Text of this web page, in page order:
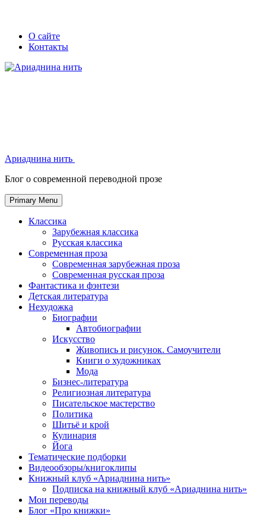
Skip
Secondary
left
navigation
Secondary
right
navigation
О сайте
Контакты
Ариаднина нить
Блог о современной переводной прозе
Primary Menu
Классика
Зарубежная классика
Русская классика
Современная проза
Современная зарубежная проза
Современная русская проза
Фантастика и фэнтези
Детская литература
Нехудожка
Биографии
Автобиографии
Искусство
Живопись и рисунок. Самоучители
Книги о художниках
Мода
Бизнес-литература
Религиозная литература
Писательское мастерство
Политика
Шитьё и крой
Кулинария
Йога
Тематические подборки
Видеообзоры/книгоклипы
Книжный клуб «Ариаднина нить»
Подписка на книжный клуб «Ариаднина нить»
Мои переводы
Блог «Про книжки»